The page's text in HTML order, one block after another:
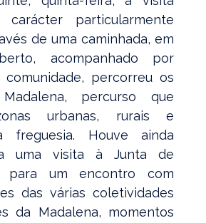
carácter particularmente
de uma caminhada, em
acompanhado por
percorreu os
percurso que
urbanas, rurais e
freguesia. Houve ainda
uma visita à Junta de
para um encontro com
das várias coletividades
da Madalena, momentos